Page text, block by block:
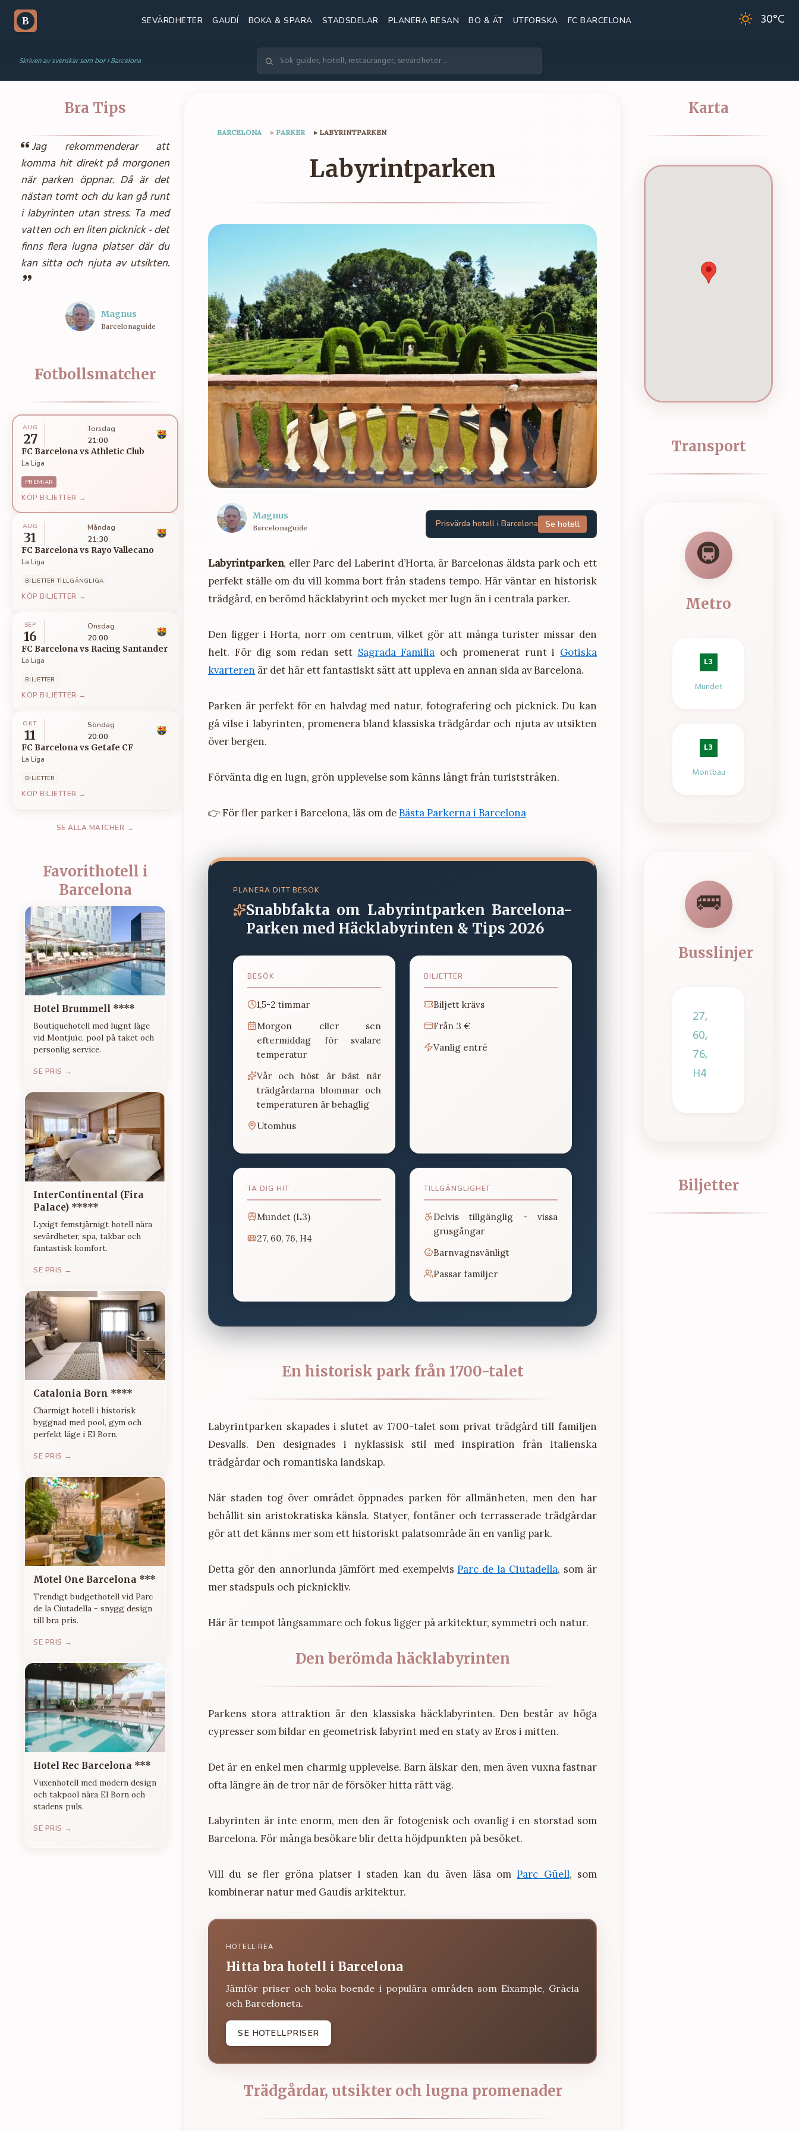
B SEVÄRDHETER GAUDÍ BOKA & SPARA STADSDELAR PLANERA RESAN BO & ÄT UTFORSKA FC BARCELONA 30°C
Skriven av svenskar som bor i Barcelona
Bra Tips
Jag rekommenderar att
komma hit direkt på morgonen
när parken öppnar. Då är det
nästan tomt och du kan gå runt
i labyrinten utan stress. Ta med
vatten och en liten picknick - det
finns flera lugna platser där du
kan sitta och njuta av utsikten.
Magnus
Barcelonaguide
Fotbollsmatcher
AUG
27
Torsdag
21:00
FC BarcelonavsAthletic Club
La Liga
PREMIÄR
KÖP BILJETTER →
AUG
31
Måndag
21:30
FC Barcelonavs Rayo Vallecano
La Liga
BILJETTER TILLGÄNGLIGA
KÖP BILJETTER →
SEP
16
Onsdag
20:00
FC Barcelonavs Racing Santander
La Liga
BILJETTER
KÖP BILJETTER →
OKT
11
Söndag
20:00
FC Barcelonavs Getafe CF
La Liga
BILJETTER
KÖP BILJETTER →
SE ALLA MATCHER →
Favorithotell i
Barcelona
Hotel Brummell ****
Boutiquehotell med lugnt läge
vid Montjuïc, pool på taket och
personlig service.
SE PRIS →
InterContinental (Fira
Palace) *****
Lyxigt femstjärnigt hotell nära
sevärdheter, spa, takbar och
fantastisk komfort.
SE PRIS →
Catalonia Born ****
Charmigt hotell i historisk
byggnad med pool, gym och
perfekt läge i El Born.
SE PRIS →
Motel One Barcelona ***
Trendigt budgethotell vid Parc
de la Ciutadella - snygg design
till bra pris.
SE PRIS →
Hotel Rec Barcelona ***
Vuxenhotell med modern design
och takpool nära El Born och
stadens puls.
SE PRIS →
BARCELONA ▸ PARKER ▸LABYRINTPARKEN
Labyrintparken
Magnus
Barcelonaguide Prisvärda hotell i Barcelona Se hotell
Labyrintparken, eller Parc del Laberint d’Horta, är Barcelonas äldsta park och ett
perfekt ställe om du vill komma bort från stadens tempo. Här väntar en historisk
trädgård, en berömd häcklabyrint och mycket mer lugn än i centrala parker.
Den ligger i Horta, norr om centrum, vilket gör att många turister missar den
helt. För dig som redan sett Sagrada Familia och promenerat runt i Gotiska
kvarteren är det här ett fantastiskt sätt att uppleva en annan sida av Barcelona.
Parken är perfekt för en halvdag med natur, fotografering och picknick. Du kan
gå vilse i labyrinten, promenera bland klassiska trädgårdar och njuta av utsikten
över bergen.
Förvänta dig en lugn, grön upplevelse som känns långt från turiststråken.
👉 För fler parker i Barcelona, läs om deBästa Parkerna i Barcelona
PLANERA DITT BESÖK
Snabbfakta om Labyrintparken Barcelona-
Parken med Häcklabyrinten & Tips 2026
BESÖK
1,5-2 timmar
Morgon eller sen
eftermiddag för svalare
temperatur
Vår och höst är bäst när
trädgårdarna blommar och
temperaturen är behaglig
Utomhus
BILJETTER
Biljett krävs
Från 3 €
Vanlig entré
TA DIG HIT
Mundet (L3)
27, 60, 76, H4
TILLGÄNGLIGHET
Delvis tillgänglig - vissa
grusgångar
Barnvagnsvänligt
Passar familjer
En historisk park från 1700-talet
Labyrintparken skapades i slutet av 1700-talet som privat trädgård till familjen
Desvalls. Den designades i nyklassisk stil med inspiration från italienska
trädgårdar och romantiska landskap.
När staden tog över området öppnades parken för allmänheten, men den har
behållit sin aristokratiska känsla. Statyer, fontäner och terrasserade trädgårdar
gör att det känns mer som ett historiskt palatsområde än en vanlig park.
Detta gör den annorlunda jämfört med exempelvisParc de la Ciutadella, som är
mer stadspuls och picknickliv.
Här är tempot långsammare och fokus ligger på arkitektur, symmetri och natur.
Den berömda häcklabyrinten
Parkens stora attraktion är den klassiska häcklabyrinten. Den består av höga
cypresser som bildar en geometrisk labyrint med en staty av Eros i mitten.
Det är en enkel men charmig upplevelse. Barn älskar den, men även vuxna fastnar
ofta längre än de tror när de försöker hitta rätt väg.
Labyrinten är inte enorm, men den är fotogenisk och ovanlig i en storstad som
Barcelona. För många besökare blir detta höjdpunkten på besöket.
Vill du se fler gröna platser i staden kan du även läsa omParc Güell, som
kombinerar natur med Gaudís arkitektur.
HOTELL REA
Hitta bra hotell i Barcelona
Jämför priser och boka boende i populära områden som Eixample, Gràcia
och Barceloneta.
SE HOTELLPRISER
Trädgårdar, utsikter och lugna promenader
Karta
Transport
🚇
Metro
L3
Mundet
L3
Montbau
🚌
Busslinjer
27,
60,
76,
H4
Biljetter